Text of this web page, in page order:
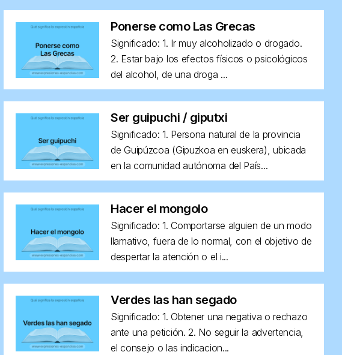
Ponerse como Las Grecas
Significado: 1. Ir muy alcoholizado o drogado.
2. Estar bajo los efectos físicos o psicológicos
del alcohol, de una droga ...
Ser guipuchi / giputxi
Significado: 1. Persona natural de la provincia
de Guipúzcoa (Gipuzkoa en euskera), ubicada
en la comunidad autónoma del País...
Hacer el mongolo
Significado: 1. Comportarse alguien de un modo
llamativo, fuera de lo normal, con el objetivo de
despertar la atención o el i...
Verdes las han segado
Significado: 1. Obtener una negativa o rechazo
ante una petición. 2. No seguir la advertencia,
el consejo o las indicacion...